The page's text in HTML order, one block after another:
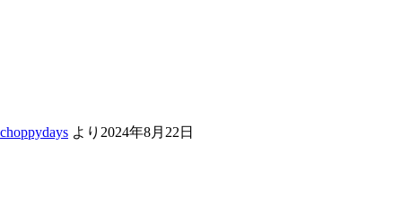
choppydays より 2024年8月22日